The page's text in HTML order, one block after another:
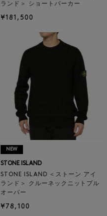
ランド＞ ショートパーカー
¥181,500
NEW
STONE ISLAND
STONE ISLAND ＜ストーン アイ
ランド＞ クルーネックニットプル
オーバー
¥78,100